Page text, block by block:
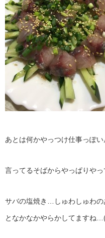
あとは何かやっつけ仕事っぽ
言ってるそばからやっぱりや
サバの塩焼き…しゅわしゅわの
となかなかやらかしてますね